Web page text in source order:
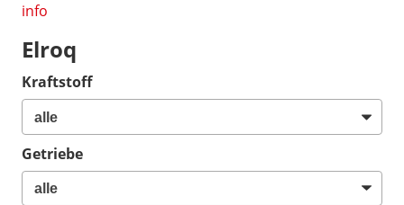
info
Elroq
Kraftstoff
Getriebe